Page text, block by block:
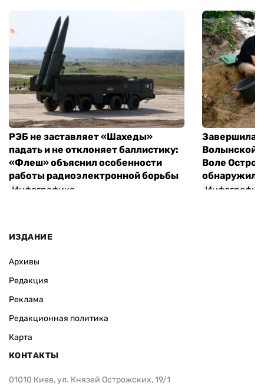
РЭБ не заставляет «Шахеды»
падать и не отклоняет баллистику:
«Флеш» объяснил особенности
работы радиоэлектронной борьбы
Инфографика
Волынской
Воле
обнаружили
ИЗДАНИЕ
Архивы
Редакция
Реклама
Редакционная политика
Карта
КОНТАКТЫ
01010 Киев, ул. Князей Острожских, 19/1